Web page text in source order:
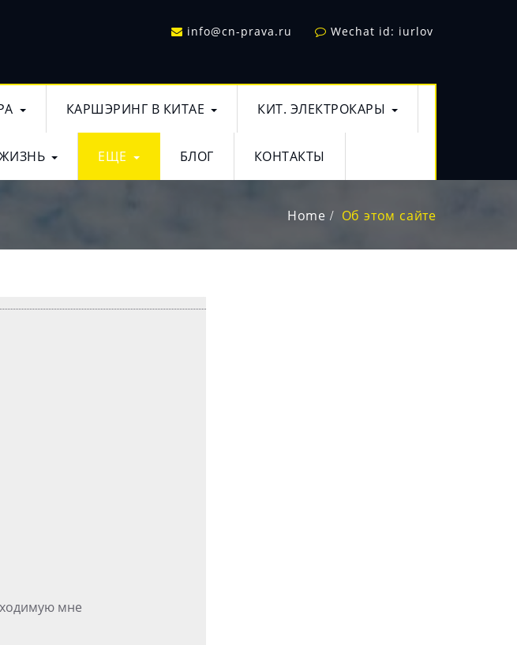
info@cn-prava.ru Wechat id: iurlov
КАРШЭРИНГ В КИТАЕ КИТ. ЭЛЕКТРОКАРЫ
ЕЩЕ БЛОГ КОНТАКТЫ
Home Об этом сайте
мне